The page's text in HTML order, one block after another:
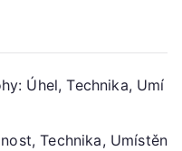
Úhel, Technika, Umí
Technika, Umístěn